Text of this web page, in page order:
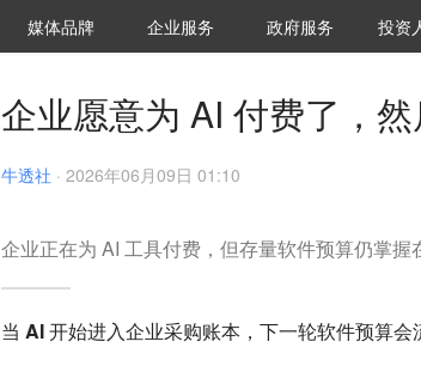
媒体品牌 36Kr研究院
企业服务 城市之窗
政府服务 VClub投
投资机构
投资
企业愿意为 AI 付费了，然
牛透社 · 2026年06月09日 01:10
企业正在为 AI 工具付费，但存量软件预算仍掌握
当 AI 开始进入企业采购账本，下一轮软件预算会